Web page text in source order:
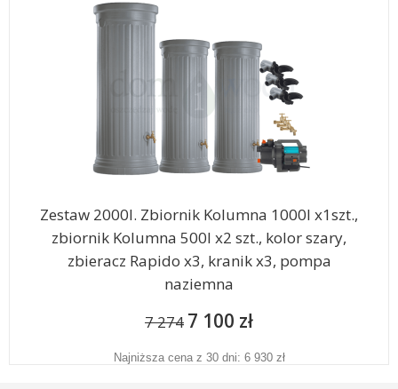
Zestaw 2000l. Zbiornik Kolumna 1000l x1szt.,
zbiornik Kolumna 500l x2 szt., kolor szary,
zbieracz Rapido x3, kranik x3, pompa
naziemna
7 274 7 100 zł
Najniższa cena z 30 dni: 6 930 zł